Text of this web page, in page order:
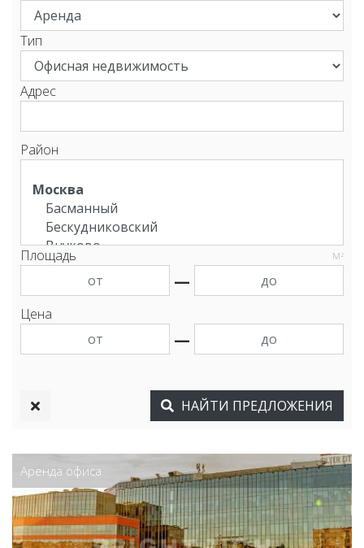
Тип
Адрес
Район
Площадь М 2
—
Цена
—
НАЙТИ ПРЕДЛОЖЕНИЯ
Аренда офиса